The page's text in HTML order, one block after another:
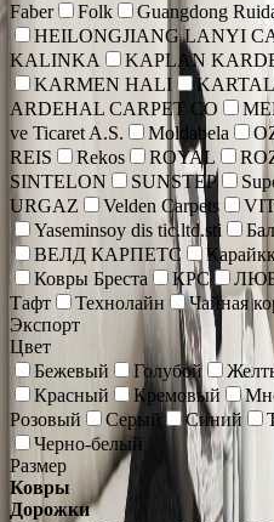
Faber
Folk
Guangdong
HEILONGJIANG LANYI
KALINKA
KAPLAN
KARMEN HALI
KARTAL
ARDEHAL CARPET CO
ve Ticaret A.S.
Moldabela
REIS
Rekos ROYAL
SINTELON
SUNSTEP
URGAZ
Velden Carpets
Yaseminsoy dis tic.ltd.sti
ВЕЛД КАРПЕТС
Ковры Бреста
КРС
Тафт
Технолайн Чайная
Экспорт
Цвет
Бежевый
Голубой
Красный
Кремовый
Розовый
Серый Синий
Черно-белый
Размер
Ковры
Дорожки